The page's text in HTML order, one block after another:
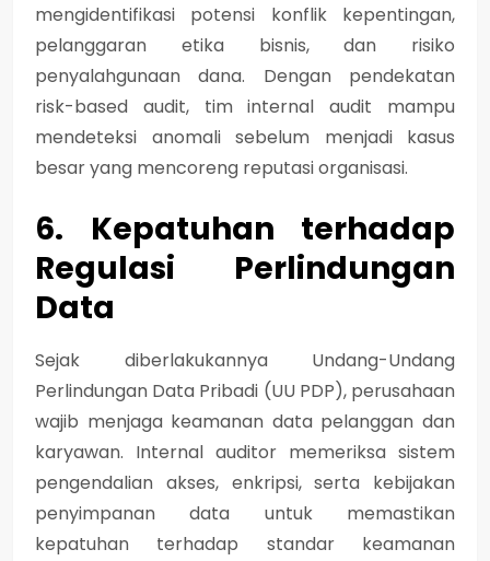
mengidentifikasi potensi konflik kepentingan,
pelanggaran etika bisnis, dan risiko
penyalahgunaan dana. Dengan pendekatan
risk-based audit, tim internal audit mampu
mendeteksi anomali sebelum menjadi kasus
besar yang mencoreng reputasi organisasi.
6. Kepatuhan terhadap
Regulasi Perlindungan
Data
Sejak diberlakukannya Undang-Undang
Perlindungan Data Pribadi (UU PDP), perusahaan
wajib menjaga keamanan data pelanggan dan
karyawan. Internal auditor memeriksa sistem
pengendalian akses, enkripsi, serta kebijakan
penyimpanan data untuk memastikan
kepatuhan terhadap standar keamanan